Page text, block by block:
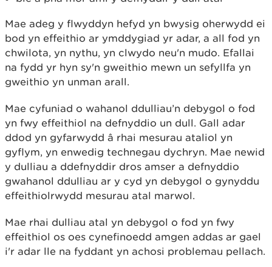
Mae adeg y flwyddyn hefyd yn bwysig oherwydd ei
bod yn effeithio ar ymddygiad yr adar, a all fod yn
chwilota, yn nythu, yn clwydo neu'n mudo. Efallai
na fydd yr hyn sy'n gweithio mewn un sefyllfa yn
gweithio yn unman arall.
Mae cyfuniad o wahanol ddulliau’n debygol o fod
yn fwy effeithiol na defnyddio un dull. Gall adar
ddod yn gyfarwydd â rhai mesurau ataliol yn
gyflym, yn enwedig technegau dychryn. Mae newid
y dulliau a ddefnyddir dros amser a defnyddio
gwahanol ddulliau ar y cyd yn debygol o gynyddu
effeithiolrwydd mesurau atal marwol.
Mae rhai dulliau atal yn debygol o fod yn fwy
effeithiol os oes cynefinoedd amgen addas ar gael
i'r adar lle na fyddant yn achosi problemau pellach.